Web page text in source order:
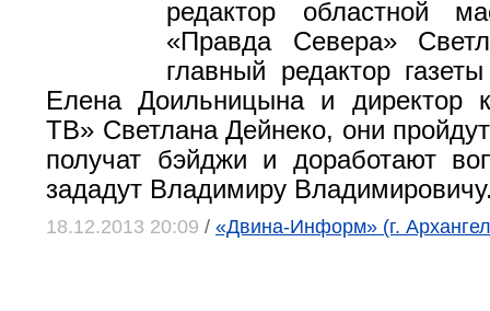
редактор областной
«Правда Севера»
главный редактор
Елена Доильницына и директор
ТВ» Светлана Дейнеко, они
получат бэйджи и доработают
зададут Владимиру
18.12.2013 20:09 / «Двина-Информ» (г.